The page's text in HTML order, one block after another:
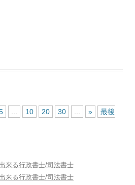
10 20 30 »
最後
来る行政書士/司法書士
来る行政書士/司法書士